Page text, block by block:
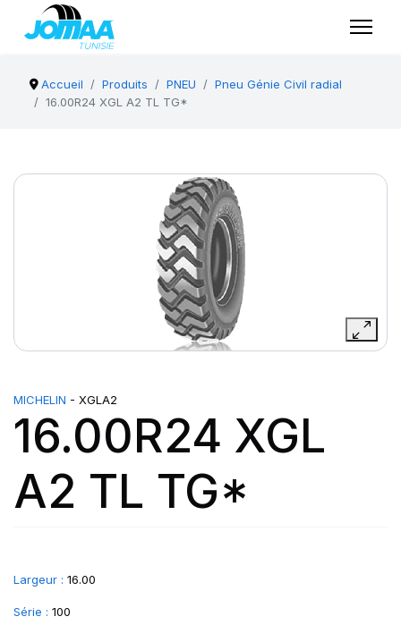
Accueil Produits PNEU
Pneu Génie Civil radial
16.00R24 XGL A2 TL TG*
MICHELIN - XGLA2
16.00R24 XGL
A2 TL TG*
Largeur : 16.00
Série : 100